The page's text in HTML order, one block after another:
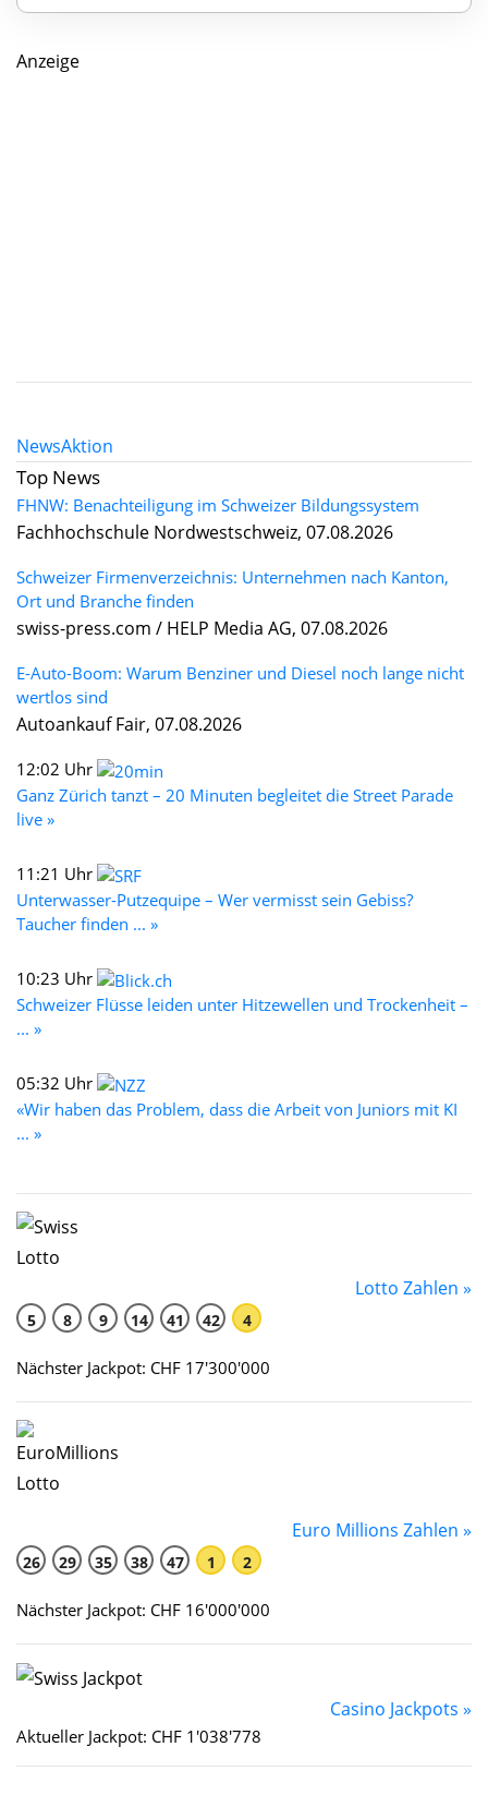
Anzeige
NewsAktion
Top News
FHNW: Benachteiligung im Schweizer Bildungssystem
Fachhochschule Nordwestschweiz, 07.08.2026
Schweizer Firmenverzeichnis: Unternehmen nach Kanton,
Ort und Branche finden
swiss-press.com / HELP Media AG, 07.08.2026
E-Auto-Boom: Warum Benziner und Diesel noch lange nicht
wertlos sind
Autoankauf Fair, 07.08.2026
12:02 Uhr
Ganz Zürich tanzt – 20 Minuten begleitet die Street Parade
live »
11:21 Uhr
Unterwasser-Putzequipe – Wer vermisst sein Gebiss?
Taucher finden ... »
10:23 Uhr
Schweizer Flüsse leiden unter Hitzewellen und Trockenheit –
... »
05:32 Uhr
«Wir haben das Problem, dass die Arbeit von Juniors mit KI
... »
Lotto Zahlen »
5 8 9 14 41 42 4
Nächster Jackpot: CHF 17'300'000
Euro Millions Zahlen »
26 29 35 38 47 1 2
Nächster Jackpot: CHF 16'000'000
Casino Jackpots »
Aktueller Jackpot: CHF 1'038'778